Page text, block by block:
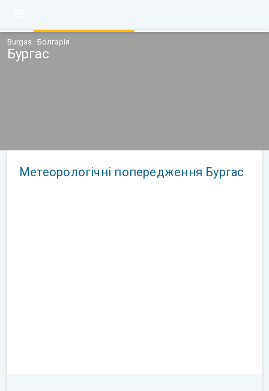
Burgas · Болгарія
Бургас
Метеорологічні попередження Бургас